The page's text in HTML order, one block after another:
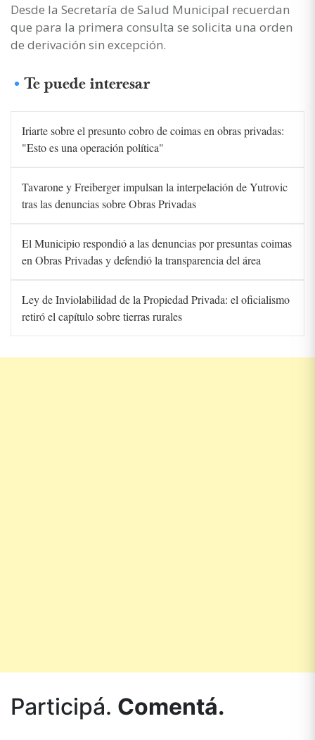
Desde la Secretaría de Salud Municipal recuerdan
que para la primera consulta se solicita una orden
de derivación sin excepción.
Te puede interesar
Iriarte sobre el presunto cobro de coimas en obras privadas:
"Esto es una operación política"
Tavarone y Freiberger impulsan la interpelación de Yutrovic
tras las denuncias sobre Obras Privadas
El Municipio respondió a las denuncias por presuntas coimas
en Obras Privadas y defendió la transparencia del área
Ley de Inviolabilidad de la Propiedad Privada: el oficialismo
retiró el capítulo sobre tierras rurales
Participá. Comentá.